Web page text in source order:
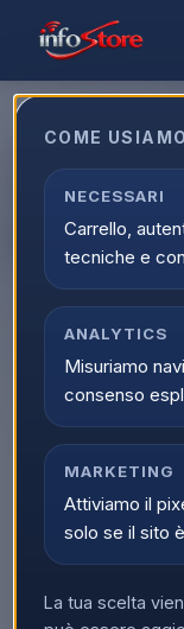
COME
NECESSARI
Carrello,
tecniche e
ANALYTICS
Misuriamo
consenso
MARKETING
Attiviamo il
solo se il sito
La tua scelta
Apple
1TB6,9"
EAN: